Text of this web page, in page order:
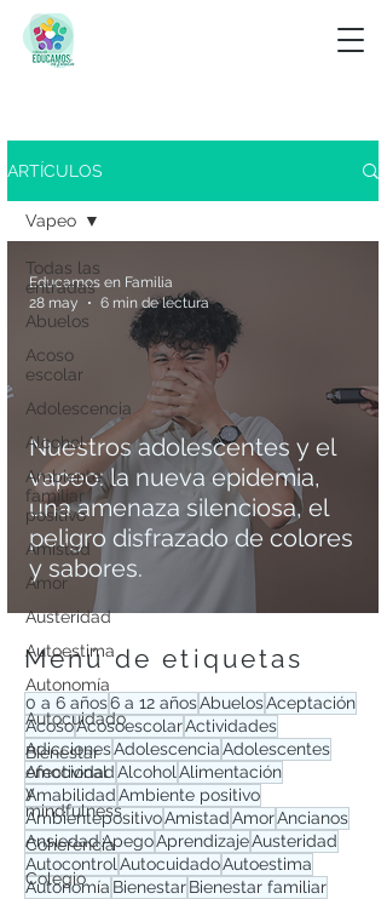
Ver menú de etiquetas
ARTÍCULOS
Todas las
entradas
Abuelos
Acoso
escolar
Adolescencia
Alcohol
Ambiente
familiar
positivo
Amistad
Amor
Austeridad
Autoestima
Autonomía
Autocuidado
Bienestar
emocional
y
mindfulness
Coherencia
Colegio
Vapeo
Nuestros adolescentes y el
vapeo: la nueva epidemia,
una amenaza silenciosa, el
peligro disfrazado de colores
y sabores.
Educamos en Familia
28 may
6 min de lectura
Menú de etiquetas
0 a 6 años6 a 12 añosAbuelosAceptación
AcosoAcosoescolarActividades
AdiccionesAdolescenciaAdolescentes
AfectividadAlcohol Alimentación
AmabilidadAmbiente positivo
AmbientepositivoAmistadAmorAncianos
AnsiedadApegoAprendizajeAusteridad
Autocontrol AutocuidadoAutoestima
Autonomía BienestarBienestar familiar